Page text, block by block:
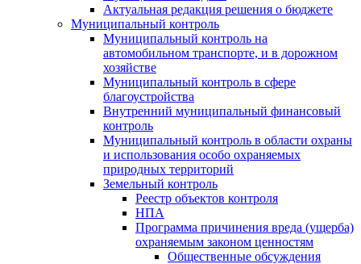
Актуальная редакция решения о бюджете
Муниципальный контроль
Муниципальный контроль на
автомобильном транспорте, и в дорожном
хозяйстве
Муниципальный контроль в сфере
благоустройства
Внутренний муниципальный финансовый
контроль
Муниципальный контроль в области охраны
и использования особо охраняемых
природных территорий
Земельный контроль
Реестр объектов контроля
НПА
Программа причинения вреда (ущерба)
охраняемым законом ценностям
Общественные обсуждения